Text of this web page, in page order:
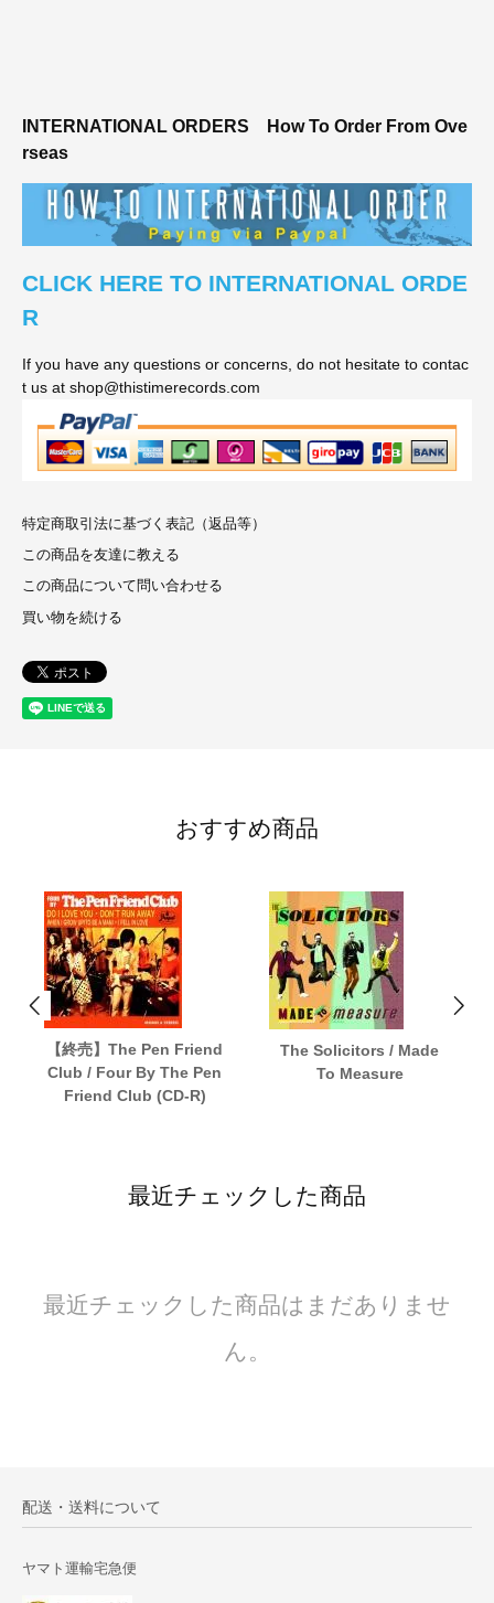
INTERNATIONAL ORDERS How To Order From Ove
rseas
CLICK HERE TO INTERNATIONAL ORDE
R
If you have any questions or concerns, do not hesitate to contac
t us at shop@thistimerecords.com
特定商取引法に基づく表記（返品等）
この商品を友達に教える
この商品について問い合わせる
買い物を続ける
おすすめ商品
【終売】The Pen Friend
Club / Four By The Pen
Friend Club (CD-R)
The Solicitors / Made
To Measure
最近チェックした商品
最近チェックした商品はまだありませ
ん。
配送・送料について
ヤマト運輸宅急便